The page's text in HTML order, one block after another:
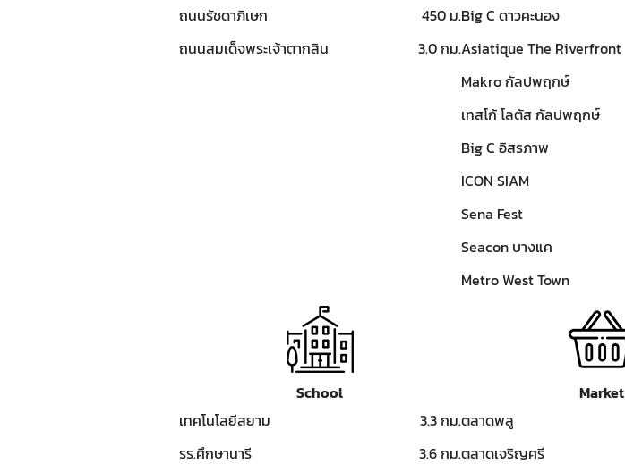
ถนนรัชดาภิเษก
450 ม.
ถนนสมเด็จพระเจ้าตากสิน
3.0 กม.
Big C ดาวคะนอง
Asiatique The Riverfront
Makro กัลปพฤกษ์
เทสโก้ โลตัส กัลปพฤกษ์
Big C อิสรภาพ
ICON SIAM
Sena Fest
Seacon บางแค
Metro West Town
School
เทคโนโลยีสยาม
3.3 กม.
รร.ศึกษานารี
3.6 กม.
Market
ตลาดพลู
ตลาดเจริญศรี